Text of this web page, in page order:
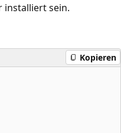
installiert sein.
Kopieren